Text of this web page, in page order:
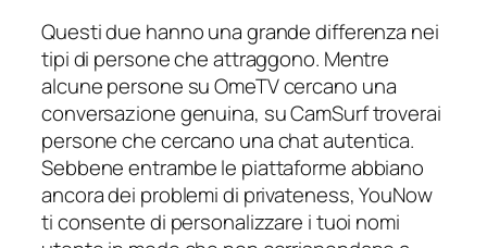
Questi due hanno una grande differenza nei
tipi di persone che attraggono. Mentre
alcune persone su OmeTV cercano una
conversazione genuina, su CamSurf troverai
persone che cercano una chat autentica.
Sebbene entrambe le piattaforme abbiano
ancora dei problemi di privateness, YouNow
ti consente di personalizzare i tuoi nomi